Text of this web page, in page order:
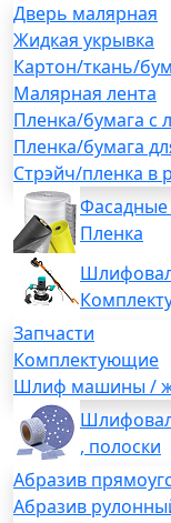
Дверь малярная
Жидкая укрывка
Картон/ткань/
Малярная лента
Пленка/бумага с
Пленка/бумага
Стрэйч/пленка в
Фасадные
Пленка
Запчасти
Комплектующие
Шлиф машины /
, полоски
Абразив
Абразив